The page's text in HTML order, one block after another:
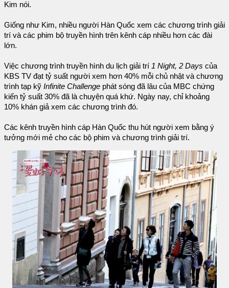
Kim nói.
Giống như Kim, nhiều người Hàn Quốc xem các chương trình giải
trí và các phim bộ truyền hình trên kênh cáp nhiều hơn các đài
lớn.
Việc chương trình truyền hình du lịch giải trí 1 Night, 2 Days của
KBS TV đạt tỷ suất người xem hơn 40% mỗi chủ nhật và chương
trình tạp kỹ Infinite Challenge phát sóng đã lâu của MBC chứng
kiến tỷ suất 30% đã là chuyện quá khứ. Ngày nay, chỉ khoảng
10% khán giả xem các chương trình đó.
Các kênh truyền hình cáp Hàn Quốc thu hút người xem bằng ý
tưởng mới mẻ cho các bộ phim và chương trình giải trí.